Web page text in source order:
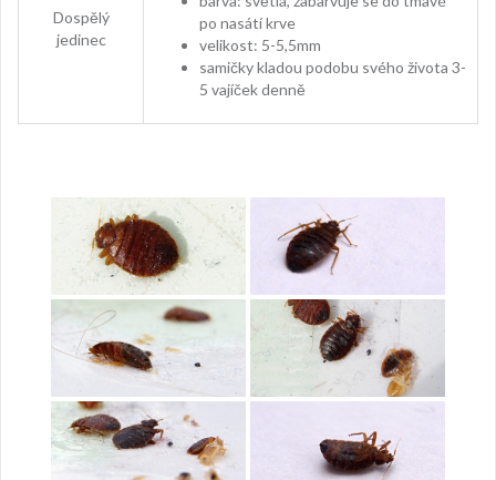
Dospělý
jedinec
po nasátí krve
velikost: 5-5,5mm
samičky kladou podobu svého života 3-
5 vajíček denně